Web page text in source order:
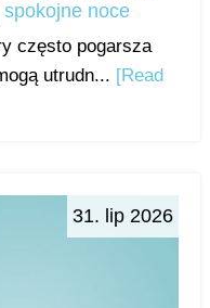
spokojne noce
często pogarsza
utrudn... [Read
31. lip 2026